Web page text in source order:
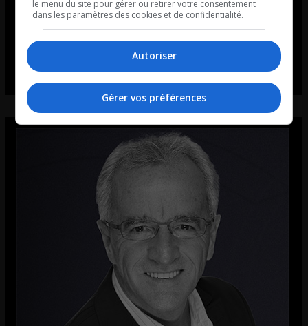
le menu du site pour gérer ou retirer votre consentement
dans les paramètres des cookies et de confidentialité.
Autoriser
Gérer vos préférences